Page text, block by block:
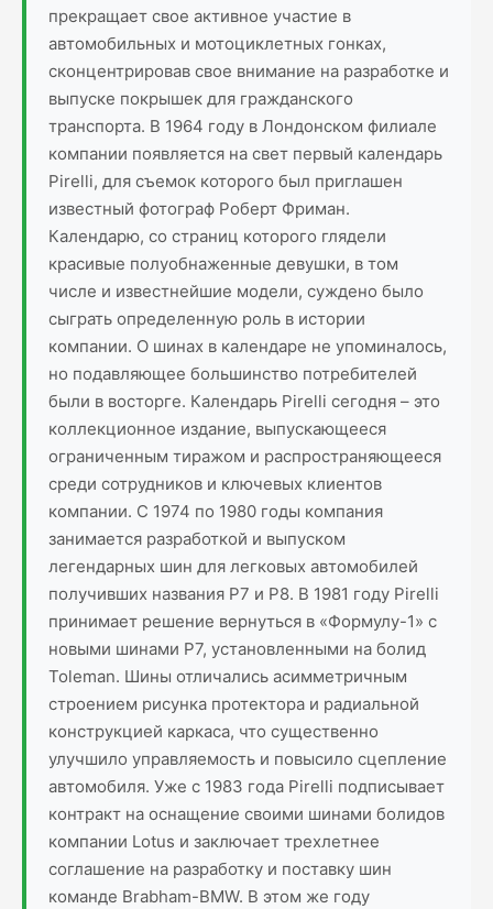
прекращает свое активное участие в
автомобильных и мотоциклетных гонках,
сконцентрировав свое внимание на разработке и
выпуске покрышек для гражданского
транспорта. В 1964 году в Лондонском филиале
компании появляется на свет первый календарь
Pirelli, для съемок которого был приглашен
известный фотограф Роберт Фриман.
Календарю, со страниц которого глядели
красивые полуобнаженные девушки, в том
числе и известнейшие модели, суждено было
сыграть определенную роль в истории
компании. О шинах в календаре не упоминалось,
но подавляющее большинство потребителей
были в восторге. Календарь Pirelli сегодня – это
коллекционное издание, выпускающееся
ограниченным тиражом и распространяющееся
среди сотрудников и ключевых клиентов
компании. С 1974 по 1980 годы компания
занимается разработкой и выпуском
легендарных шин для легковых автомобилей
получивших названия P7 и P8. В 1981 году Pirelli
принимает решение вернуться в «Формулу-1» с
новыми шинами P7, установленными на болид
Toleman. Шины отличались асимметричным
строением рисунка протектора и радиальной
конструкцией каркаса, что существенно
улучшило управляемость и повысило сцепление
автомобиля. Уже с 1983 года Pirelli подписывает
контракт на оснащение своими шинами болидов
компании Lotus и заключает трехлетнее
соглашение на разработку и поставку шин
команде Brabham-BMW. В этом же году